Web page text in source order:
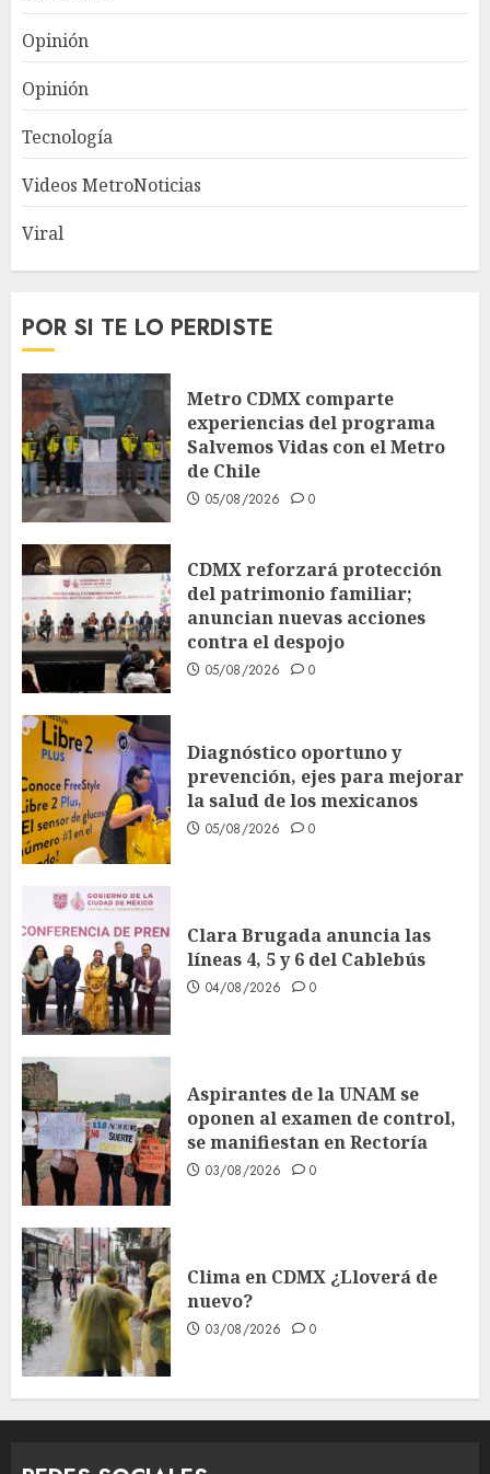
Opinión
Opinión
Tecnología
Videos MetroNoticias
Viral
POR SI TE LO PERDISTE
Metro CDMX comparte
experiencias del programa
Salvemos Vidas con el Metro
de Chile
05/08/2026 0
CDMX reforzará protección
del patrimonio familiar;
anuncian nuevas acciones
contra el despojo
05/08/2026 0
Diagnóstico oportuno y
prevención, ejes para mejorar
la salud de los mexicanos
05/08/2026 0
Clara Brugada anuncia las
líneas 4, 5 y 6 del Cablebús
04/08/2026 0
Aspirantes de la UNAM se
oponen al examen de control,
se manifiestan en Rectoría
03/08/2026 0
Clima en CDMX ¿Lloverá de
nuevo?
03/08/2026 0